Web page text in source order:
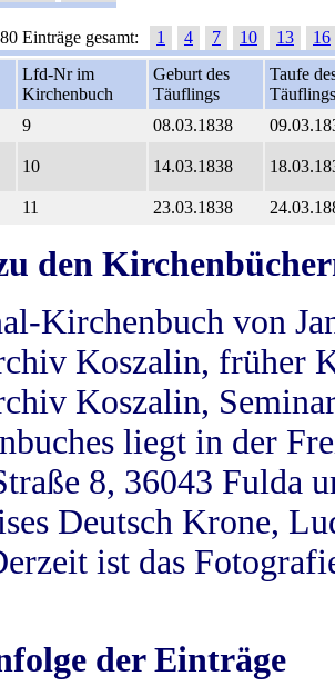
Einträge gesamt: 1 4 7 10 13
16
Lfd-Nr im
Kirchenbuch
Geburt des
Täuflings
Taufe
Täuflings
9 08.03.1838
10 14.03.1838
11 23.03.1838
den
Kirchenbuch von
Koszalin, früher
Koszalin,
liegt in der
8, 36043 Fulda
Deutsch Krone,
ist das
der Einträge